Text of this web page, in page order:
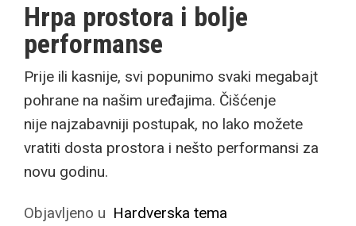
Hrpa prostora i bolje
performanse
Prije ili kasnije, svi popunimo svaki megabajt
pohrane na našim uređajima. Čišćenje
nije najzabavniji postupak, no lako možete
vratiti dosta prostora i nešto performansi za
novu godinu.
Objavljeno u Hardverska tema